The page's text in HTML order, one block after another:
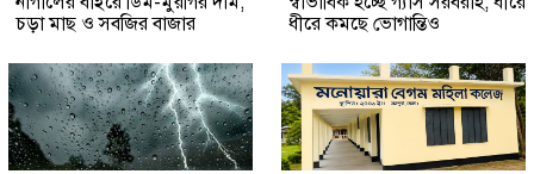
চড়া মাছ ও সবজির বাজার
ধীরে কমছে ভোগান্তিও